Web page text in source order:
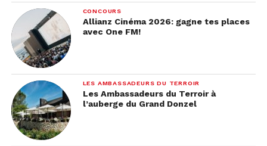
CONCOURS
Allianz Cinéma 2026: gagne tes places
avec One FM!
LES AMBASSADEURS DU TERROIR
Les Ambassadeurs du Terroir à
l’auberge du Grand Donzel